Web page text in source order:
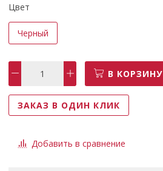
Цвет
Черный
В КОРЗИНУ
ЗАКАЗ В ОДИН КЛИК
Добавить в сравнение